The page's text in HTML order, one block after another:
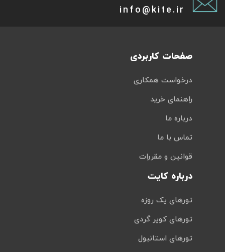
info@kite.ir
صفحات کاربردی
درخواست همکاری
راهنمای خرید
درباره ما
تماس با ما
قوانین و مقررات
درباره کایت
تورهای یک روزه
تورهای کویر گردی
تورهای استانبول